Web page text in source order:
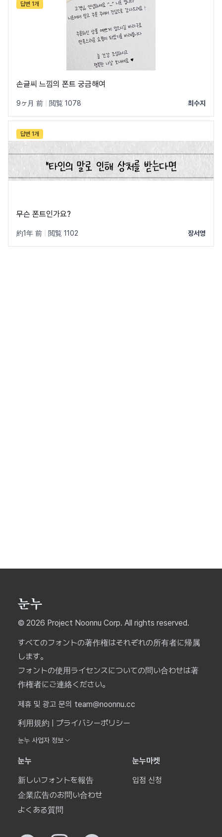
답변 1개
손글씨 느낌의 폰트 궁금해여
9ヶ月 前 閲覧 1078 최수지
답변 1개
무슨 폰트인가요?
約1年 前 閲覧 1102 장서영
© 2026 Project Noonnu Corp. All rights reserved.
すべてのフォントの著作権はそれぞれの所有者に帰属
します。
フォントの使用ライセンスについての問い合わせは著
作権者にご連絡ください。
제휴 및 광고 문의 team@noonnu.cc
利用規約
プライバシーポリシー
눈누 사업자 정보
눈누
新しいフォントを報告
企業広告のお問い合わせ
よくある質問
눈누마켓
입점 신청